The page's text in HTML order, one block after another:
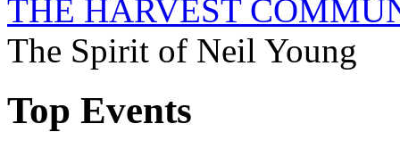
THE HARVEST
The Spirit of Neil Young
Top Events